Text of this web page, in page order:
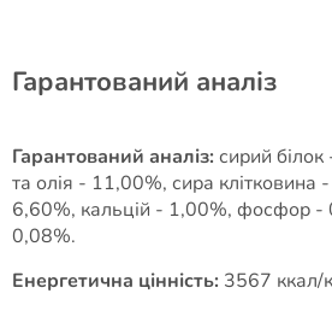
Гарантований аналіз
Гарантований аналіз: сирий
та олія - 11,00%, сира клітковина
6,60%, кальцій - 1,00%, фосфор -
0,08%.
Енергетична цінність: 3567 ккал/